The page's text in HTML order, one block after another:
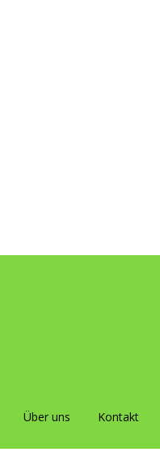
Über uns Kontakt